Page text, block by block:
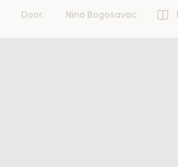
Door: Nina Bogosavac 1